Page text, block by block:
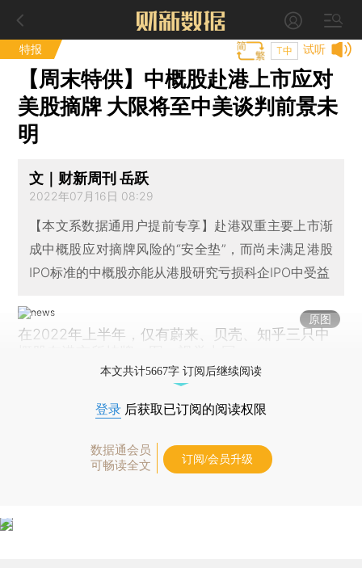
特报 试听
T中
【周末特供】中概股赴港上市应对
美股摘牌 大限将至中美谈判前景未
明
文｜财新周刊 岳跃
2022年07月16日 08:29
【本文系数据通用户提前专享】赴港双重主要上市渐
成中概股应对摘牌风险的“安全垫”，而尚未满足港股
IPO标准的中概股亦能从港股研究亏损科企IPO中受益
原图
在2022年上半年，仅有蔚来、贝壳、知乎三只中
本文共计5667字 订阅后继续阅读
登录 后获取已订阅的阅读权限
数据通会员
可畅读全文
订阅/会员升级